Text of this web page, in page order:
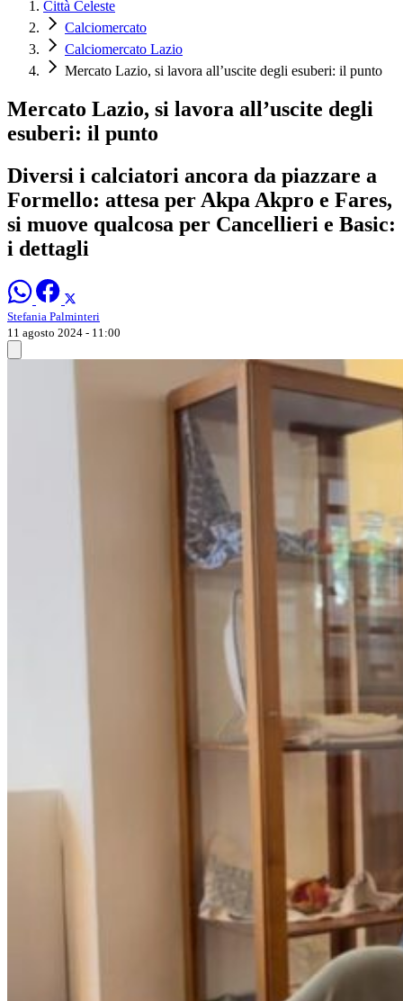
Città Celeste
Calciomercato
Calciomercato Lazio
Mercato Lazio, si lavora all’uscite degli esuberi: il punto
Mercato Lazio, si lavora all’uscite degli
esuberi: il punto
Diversi i calciatori ancora da piazzare a
Formello: attesa per Akpa Akpro e Fares,
si muove qualcosa per Cancellieri e Basic:
i dettagli
Stefania Palminteri
11 agosto 2024 - 11:00